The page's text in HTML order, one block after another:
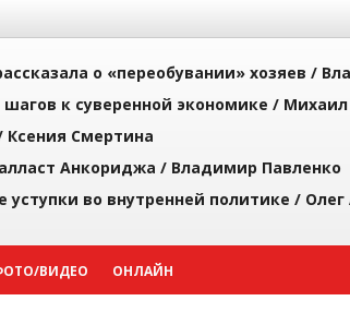
о «переобувании» хозяев /
к суверенной экономике / Михаил
Ксения Смертина
Анкориджа / Владимир Павленко
уступки во внутренней политике / Олег
ВИДЕО ОНЛАЙН